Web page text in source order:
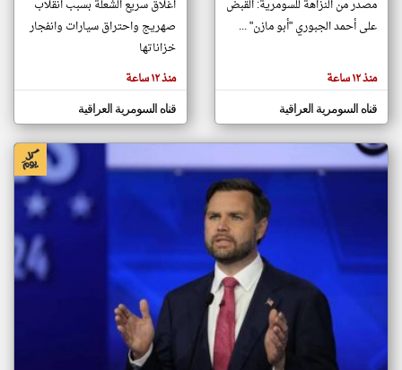
مصادر الأخبار من العراق
اخبار العراق على مدار الساعة
أهم اخبار العراق العاجلة والمباشرة
المقالات
الموجوده
هنا عن
وجهة
كاتبيها.
مصدر من النزاهة للسومرية: القبض
على أحمد الجبوري "أبو مازن" ...
منذ ١٢ ساعة
قناه السومرية العراقية
اغلاق سريع الشعلة بسبب انقلاب
صهريج واحتراق سيارات وانفجار
خزاناتها
منذ ١٢ ساعة
قناه السومرية العراقية
klyoum.com